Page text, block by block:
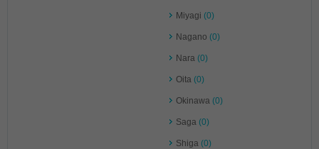
Miyagi (0)
Nagano (0)
Nara (0)
Oita (0)
Okinawa (0)
Saga (0)
Shiga (0)